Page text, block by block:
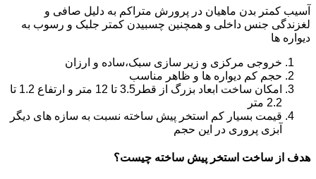
آسیب کمتر بدن ماهیان در پرورش متراکم به دلیل صافی و
لغزندگی جنس داخلی و همچنین چسبیدن کمتر جلبک و رسوب به
دیواره ها
خروجی مرکزی و زیر سازی سبک،ساده و ارزان
حجم کم دیواره ها و ظاهر مناسب
امکان ساخت ابعاد بزرگ از قطر3.5 تا 12 متر و ارتفاع 1.2 تا
2.2 متر
قیمت بسیار کم استخر پیش ساخته نسبت به سازه های دیگر
آبزی پروری در این حجم
هدف از ساخت استخر پیش ساخته چیست؟